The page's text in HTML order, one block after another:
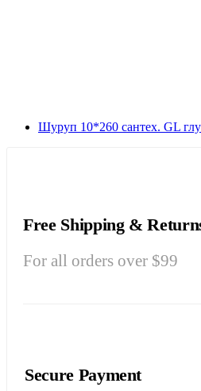
Шуруп 10*260 сантех. GL
Free Shipping &
For all orders over $99
Secure Payment